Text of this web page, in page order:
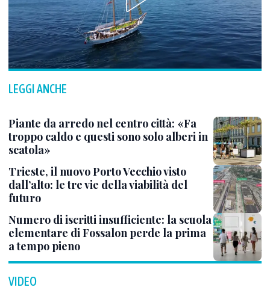
LEGGI ANCHE
Piante da arredo nel centro città: «Fa
troppo caldo e questi sono solo alberi in
scatola»
Trieste, il nuovo Porto Vecchio visto
dall’alto: le tre vie della viabilità del
futuro
Numero di iscritti insufficiente: la scuola
elementare di Fossalon perde la prima
a tempo pieno
VIDEO